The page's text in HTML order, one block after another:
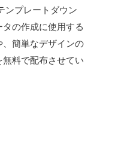
ンプレートダウン
の作成に使用する
簡単なデザインの
料で配布させてい